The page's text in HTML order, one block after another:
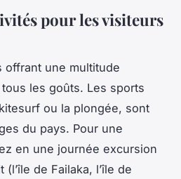
pour les visiteurs
offrant une multitude
tous les goûts. Les sports
ou la plongée, sont
du pays. Pour une
en une journée excursion
de Failaka, l’île de